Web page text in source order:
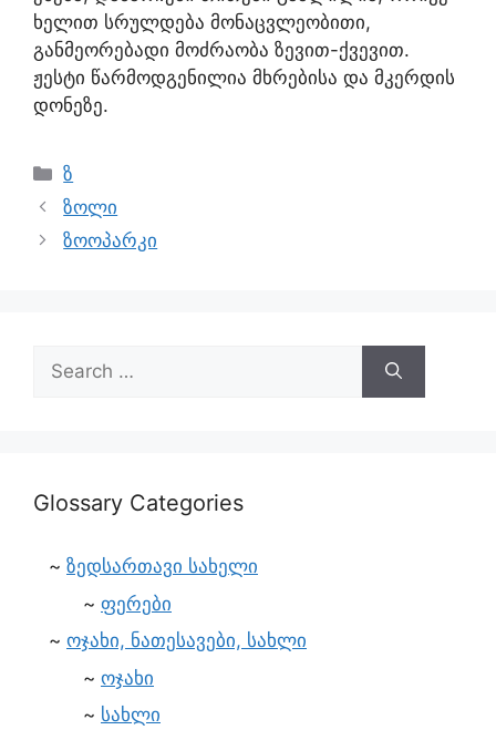
ხელით სრულდება მონაცვლეობითი,
განმეორებადი მოძრაობა ზევით-ქვევით.
ჟესტი წარმოდგენილია მხრებისა და მკერდის
დონეზე.
ზ
ზოლი
ზოოპარკი
Glossary Categories
ზედსართავი სახელი
ფერები
ოჯახი, ნათესავები, სახლი
ოჯახი
სახლი